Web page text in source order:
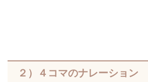
２）４コマのナレーション